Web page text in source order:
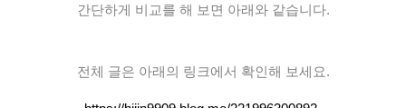
간단하게 비교를 해 보면 아래와 같습니다.
전체 글은 아래의 링크에서 확인해 보세요.